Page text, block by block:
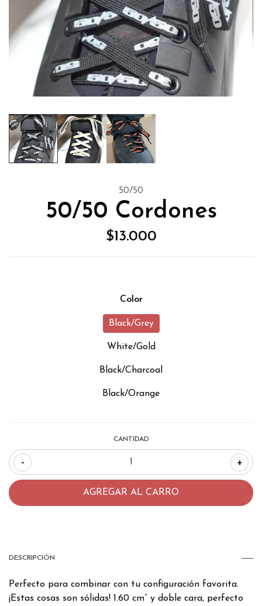
50/50
50/50 Cordones
$13.000
Color
Black/Grey
White/Gold
Black/Charcoal
Black/Orange
CANTIDAD
- +
DESCRIPCIÓN
Perfecto para combinar con tu configuración favorita.
¡Estas cosas son sólidas! 1.60 cm” y doble cara, perfecto